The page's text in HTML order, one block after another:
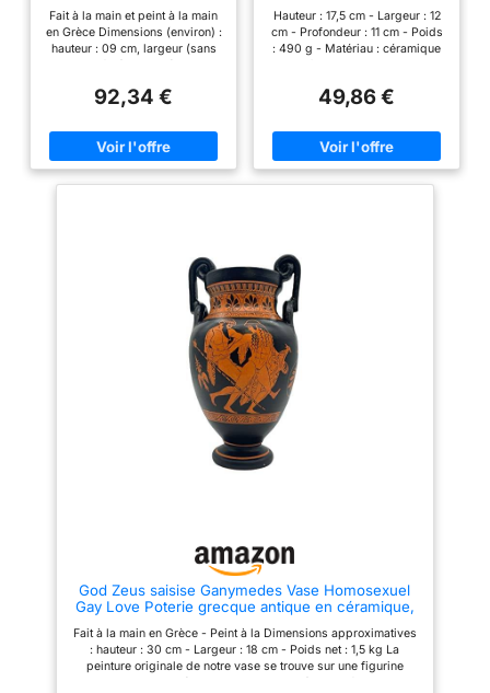
Fait à la main et peint à la main
en Grèce Dimensions (environ) :
hauteur : 09 cm, largeur (sans
0,6 kg Toutes nos peintures
vases anciens. Les
représentations sexuelles
explicites étaient courantes sur
92,34 €
Grecque Antique avec
Fresque Murale Bull-
Leaping S
Hauteur : 17,5 cm - Largeur : 12
cm - Profondeur : 11 cm - Poids
: 490 g - Matériau : céramique
couleurs, la taille et la peinture
le produit est entièrement fait à
la main. Nos articles en poterie
grecque sont faits à la main et
donnons plus de soin dans
l'emballage de nos produits
afin qu'ils puissent être livrés
49,86 €
God Zeus saisise Ganymedes Vase Homosexuel
Gay Love Poterie grecque antique en céramique,
Fait à la main en Grèce - Peint à la Dimensions approximatives
: hauteur : 30 cm - Largeur : 18 cm - Poids net : 1,5 kg La
peinture originale de notre vase se trouve sur une figurine
rouge grenier Kylix (475 - 465 avant J.-C.) attribué au peintre